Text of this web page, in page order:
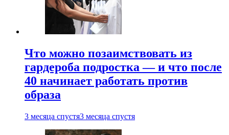
Что можно позаимствовать из
гардероба подростка — и что после
40 начинает работать против
образа
3 месяца спустя3 месяца спустя